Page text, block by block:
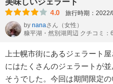
美味しいジェラート
4.0
旅行時期：2022/
by nanaさん （女性）
糠平湖・然別湖周辺 クチコミ：
上士幌市街にあるジェラート
にはたくさんのジェラートが
そうでした。今回は期間限定